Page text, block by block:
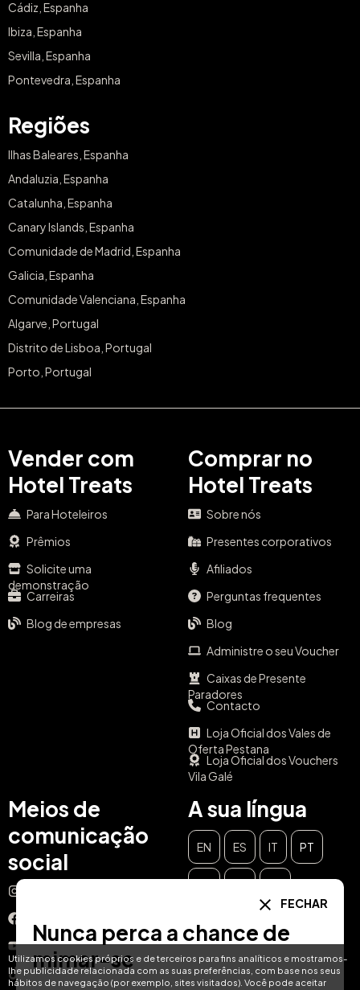
Utilizamos cookies próprios e de terceiros para fins analíticos e mostramos-
lhe publicidade relacionada com as suas preferências, com base nos seus
hábitos de navegação (por exemplo, sites visitados). Você pode aceitar
Cádiz, Espanha
Ibiza, Espanha
Sevilla, Espanha
Pontevedra, Espanha
Regiões
Ilhas Baleares, Espanha
Andaluzia, Espanha
Catalunha, Espanha
Canary Islands, Espanha
Comunidade de Madrid, Espanha
Galicia, Espanha
Comunidade Valenciana, Espanha
Algarve, Portugal
Distrito de Lisboa, Portugal
Porto, Portugal
Vender com
Hotel Treats
Para Hoteleiros
Prêmios
Solicite uma
demonstração
Carreiras
Blog de empresas
Comprar no
Hotel Treats
Sobre nós
Presentes corporativos
Afiliados
Perguntas frequentes
Blog
Administre o seu Voucher
Caixas de Presente
Paradores
Contacto
Loja Oficial dos Vales de
Oferta Pestana
Loja Oficial dos Vouchers
Vila Galé
Meios de
comunicação
social
YouTube
TikTok
A sua língua
EN ES IT PT
FECHAR
Nunca perca a chance de
mimar-se